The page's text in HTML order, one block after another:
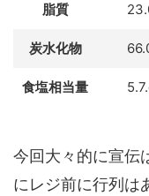
脂質
炭水化物
食塩相当量
今回大々的に宣伝
にレジ前に行列は